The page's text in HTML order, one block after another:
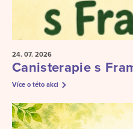
24. 07. 2026
Canisterapie s
Více o této akci